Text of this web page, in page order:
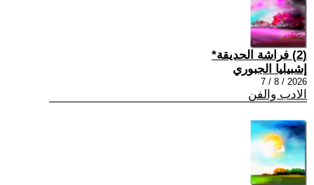
(2) فراشة الحديقة*
إشبيليا الجبوري
2026 / 8 / 7
الادب والفن